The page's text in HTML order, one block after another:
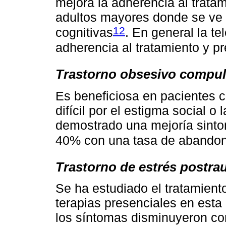
adultos mayores donde se
cognitivas12. En general la
adherencia al tratamiento y
Trastorno obsesivo
Es beneficiosa en pacientes
difícil por el estigma social o
demostrado una mejoría
40% con una tasa de
Trastorno de estrés
Se ha estudiado el
terapias presenciales en
los síntomas disminuyeron